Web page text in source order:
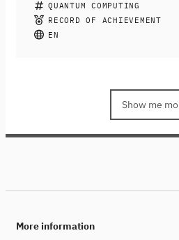
In this course you will learn how
working with quantum
working at the level of pulses,
lines of Qiskit code, do a recap
quantum computing and
experiments both on simulators
devices. During the second
QUANTUM COMPUTING
RECORD OF ACHIEVEMENT
EN
Show me
More information